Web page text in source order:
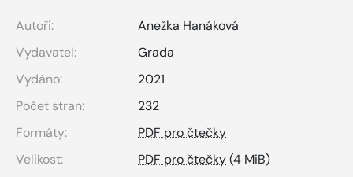
Autoři:
Anežka Hanáková
Vydavatel:
Grada
Vydáno:
2021
Počet stran:
232
Formáty:
PDF pro čtečky
Velikost:
PDF pro čtečky(4 MiB)